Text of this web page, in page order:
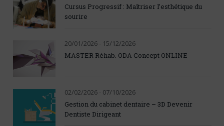
Cursus Progressif : Maîtriser l’esthétique du
sourire
20/01/2026 - 15/12/2026
MASTER Réhab. ODA Concept ONLINE
02/02/2026 - 07/10/2026
Gestion du cabinet dentaire – 3D Devenir
Dentiste Dirigeant